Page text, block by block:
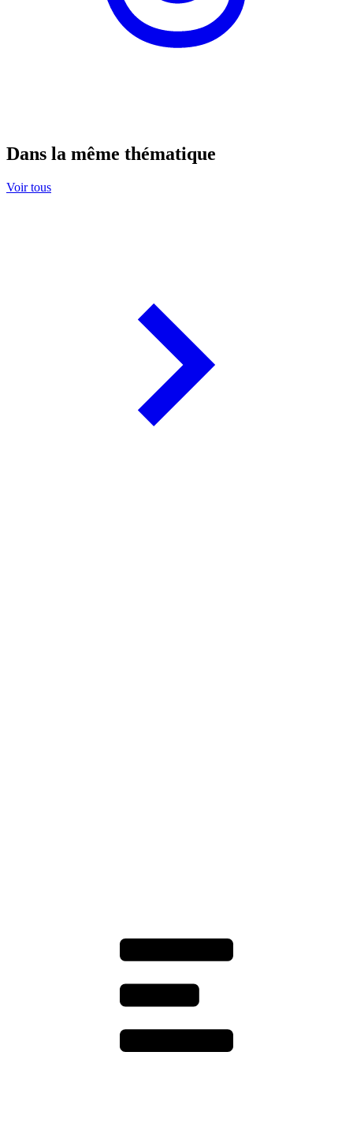
Dans la même thématique
Voir tous